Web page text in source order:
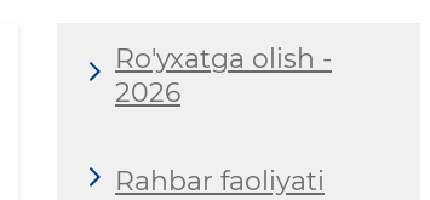
Ro'yxatga olish -
2026
Rahbar faoliyati